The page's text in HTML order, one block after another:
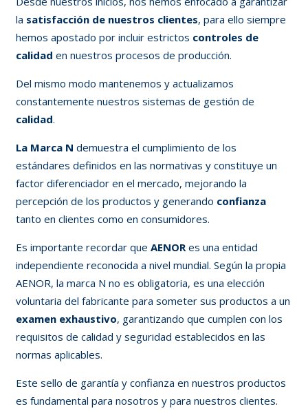
la satisfacción de nuestros clientes, para ello siempre
hemos apostado por incluir estrictos controles de
calidad en nuestros procesos de producción.
Del mismo modo mantenemos y actualizamos
constantemente nuestros sistemas de gestión de
calidad.
La Marca N demuestra el cumplimiento de los
estándares definidos en las normativas y constituye un
factor diferenciador en el mercado, mejorando la
percepción de los productos y generando confianza
tanto en clientes como en consumidores.
Es importante recordar que AENORes una entidad
independiente reconocida a nivel mundial. Según la propia
AENOR, la marca N no es obligatoria, es una elección
voluntaria del fabricante para someter sus productos a un
examen exhaustivo, garantizando que cumplen con los
requisitos de calidad y seguridad establecidos en las
normas aplicables.
Este sello de garantía y confianza en nuestros productos
es fundamental para nosotros y para nuestros clientes.